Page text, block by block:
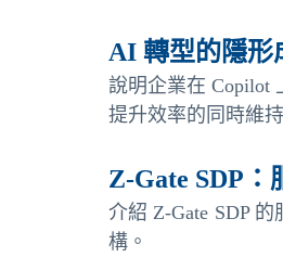
AI 轉型的隱形
說明企業在 Copilot
提升效率的同時維
Z-Gate SDP
介紹 Z-Gate SDP
構。